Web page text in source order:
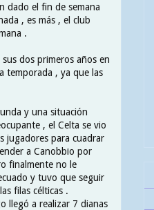
dado el fin de semana
, es más , el club
.
dos primeros años en
temporada , ya que las
y una situación
, el Celta se vio
jugadores para cuadrar
a Canobbio por
finalmente no le
y tuvo que seguir
filas célticas .
llegó a realizar 7 dianas